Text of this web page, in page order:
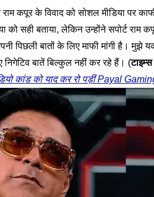
कपूर के विवाद को सोशल मीडिया पर
को सही बताया, लेकिन उन्होंने सपोर्ट राम
पिछली बातों के लिए माफी मांगी है।
निगेटिव बातें बिल्कुल नहीं कर रहे हैं। (
कांड को याद कर रो पड़ीं Payal